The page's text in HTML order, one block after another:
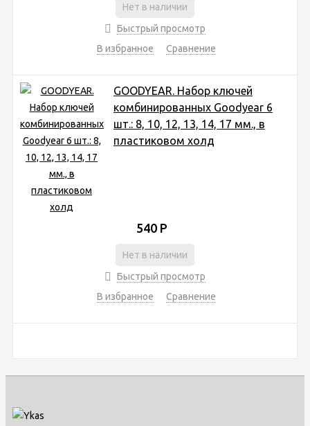
Нет в наличии
Быстрый просмотр
В избранное
Сравнение
GOODYEAR. Набор ключей
комбинированных Goodyear 6
шт.: 8, 10, 12, 13, 14, 17 мм., в
пластиковом холд
540 Р
Нет в наличии
Быстрый просмотр
В избранное
Сравнение